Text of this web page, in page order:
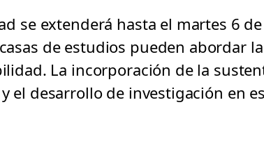
se extenderá hasta el martes 6
de estudios pueden abordar
La incorporación de la
el desarrollo de investigación en